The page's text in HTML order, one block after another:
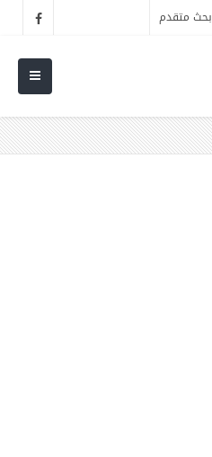
بحث متقدم